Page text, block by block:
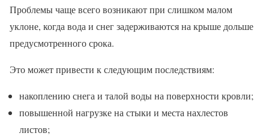
Проблемы чаще всего возникают при слишком малом
уклоне, когда вода и снег задерживаются на крыше дольше
предусмотренного срока.
Это может привести к следующим последствиям:
накоплению снега и талой воды на поверхности кровли;
повышенной нагрузке на стыки и места нахлестов
листов;